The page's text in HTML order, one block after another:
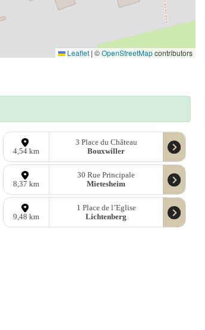
Leaflet | ©OpenStreetMapcontributors
4,54 km
3 Place du Château
Bouxwiller
8,37 km
30 Rue Principale
Mietesheim
9,48 km
1 Place de l’Eglise
Lichtenberg